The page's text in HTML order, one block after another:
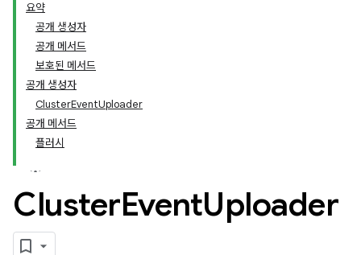
요약
공개 생성자
공개 메서드
보호된 메서드
공개 생성자
ClusterEventUploader
공개 메서드
플러시
ClusterEventUploader